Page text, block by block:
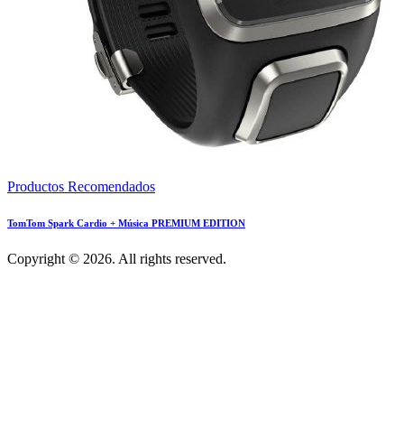
Productos Recomendados
TomTom Spark Cardio + Música PREMIUM EDITION
Copyright © 2026. All rights reserved.